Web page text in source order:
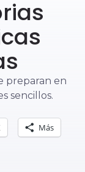
preparan en
sencillos.
Más